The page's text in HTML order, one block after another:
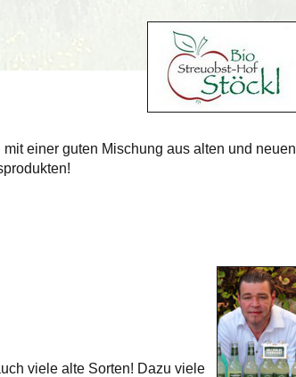
einer guten Mischung aus alten und neuen
viele alte Sorten! Dazu viele